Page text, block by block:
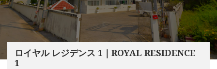
ロイヤル レジデンス 1｜ROYAL RESIDENCE
1